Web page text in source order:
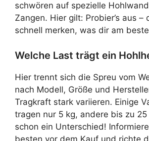
schwören auf spezielle
Zangen. Hier gilt: Probier’s aus –
schnell merken, was dir am
Welche Last trägt ein
Hier trennt sich die Spreu vom
nach Modell, Größe und
Tragkraft stark variieren. Einige
tragen nur 5 kg, andere bis zu
schon ein Unterschied!
besten vor dem Kauf und richte